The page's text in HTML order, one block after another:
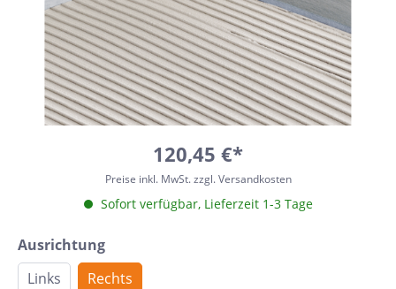
120,45 €*
Preise inkl. MwSt. zzgl. Versandkosten
Sofort verfügbar, Lieferzeit 1-3 Tage
Ausrichtung
Links
Rechts